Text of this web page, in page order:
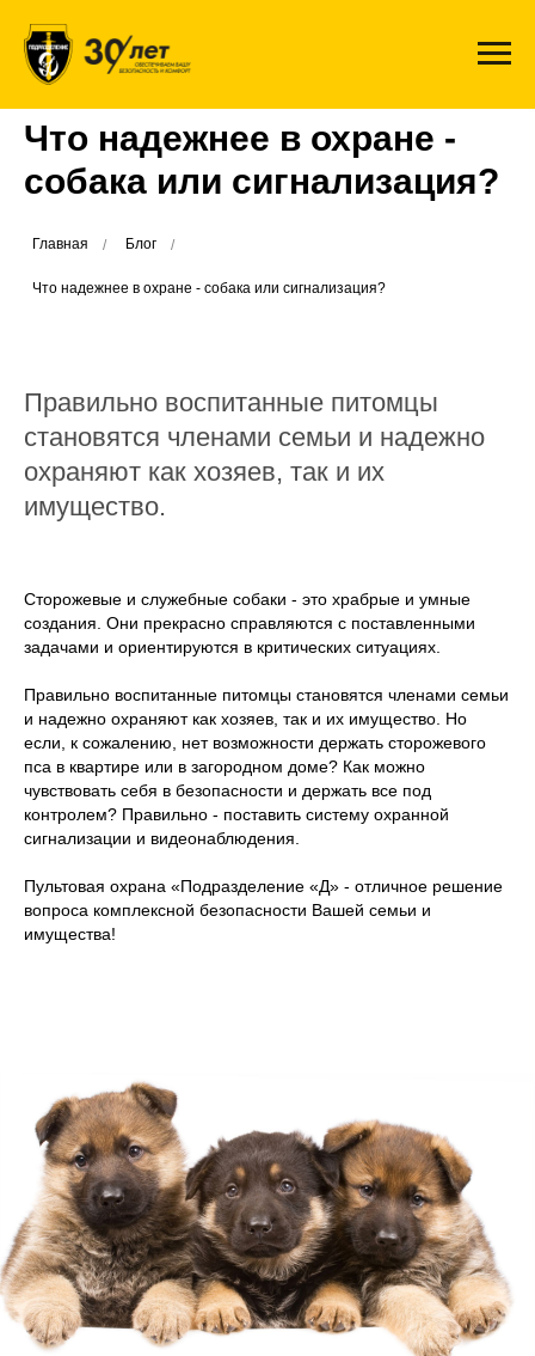
Что надежнее в охране -
собака или сигнализация?
Главная / Блог /
Что надежнее в охране - собака или сигнализация?
Правильно воспитанные питомцы
становятся членами семьи и надежно
охраняют как хозяев, так и их
имущество.
Сторожевые и служебные собаки - это храбрые и умные
создания. Они прекрасно справляются с поставленными
задачами и ориентируются в критических ситуациях.
Правильно воспитанные питомцы становятся членами семьи
и надежно охраняют как хозяев, так и их имущество. Но
если, к сожалению, нет возможности держать сторожевого
пса в квартире или в загородном доме? Как можно
чувствовать себя в безопасности и держать все под
контролем? Правильно - поставить систему охранной
сигнализации и видеонаблюдения.
Пультовая охрана «Подразделение «Д» - отличное решение
вопроса комплексной безопасности Вашей семьи и
имущества!